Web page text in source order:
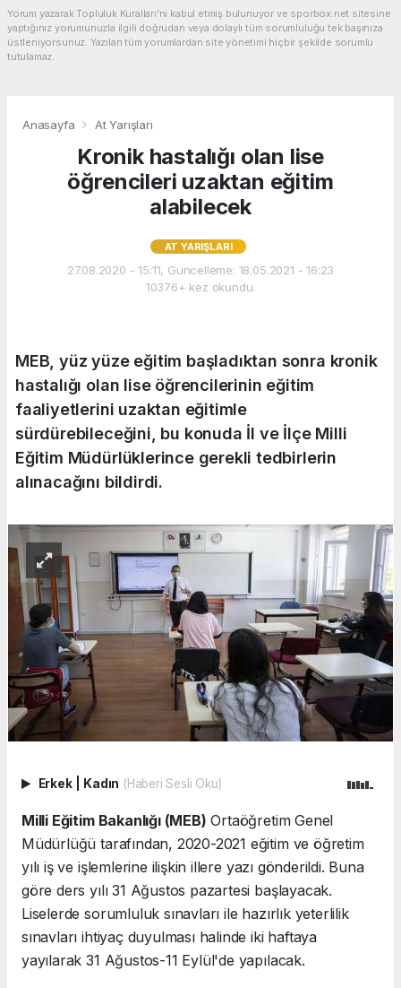
Yorum yazarak Topluluk Kuralları’nı kabul etmiş bulunuyor ve sporbox.net sitesine
yaptığınız yorumunuzla ilgili doğrudan veya dolaylı tüm sorumluluğu tek başınıza
üstleniyorsunuz. Yazılan tüm yorumlardan site yönetimi hiçbir şekilde sorumlu
tutulamaz.
Anasayfa At Yarışları
Kronik hastalığı olan lise
öğrencileri uzaktan eğitim
alabilecek
AT YARIŞLARI
27.08.2020 - 15:11, Güncelleme: 18.05.2021 - 16:23
10376+ kez okundu.
MEB, yüz yüze eğitim başladıktan sonra kronik
hastalığı olan lise öğrencilerinin eğitim
faaliyetlerini uzaktan eğitimle
sürdürebileceğini, bu konuda İl ve İlçe Milli
Eğitim Müdürlüklerince gerekli tedbirlerin
alınacağını bildirdi.
Erkek Kadın (Haberi Sesli Oku)
Milli Eğitim Bakanlığı (MEB) Ortaöğretim Genel
Müdürlüğü tarafından, 2020-2021 eğitim ve öğretim
yılı iş ve işlemlerine ilişkin illere yazı gönderildi. Buna
göre ders yılı 31 Ağustos pazartesi başlayacak.
Liselerde sorumluluk sınavları ile hazırlık yeterlilik
sınavları ihtiyaç duyulması halinde iki haftaya
yayılarak 31 Ağustos-11 Eylül'de yapılacak.